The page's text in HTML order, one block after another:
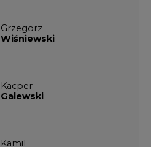
Grzegorz
Wiśniewski
Kacper
Galewski
Kamil